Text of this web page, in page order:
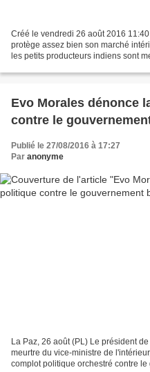
Créé le vendredi 26 août 2016
protège assez bien son marché
les petits producteurs indiens sont
Evo Morales dénonce
contre le
Publié le 27/08/2016 à 17:27
Par anonyme
La Paz, 26 août (PL) Le président
meurtre du vice-ministre de
complot politique orchestré contre